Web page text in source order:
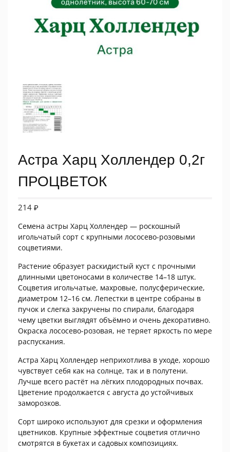
Астра Харц Холлендер 0,2г
ПРОЦВЕТОК
214 ₽
Семена астры Харц Холлендер — роскошный
игольчатый сорт с крупными лососево-розовыми
соцветиями.
Растение образует раскидистый куст с прочными
длинными цветоносами в количестве 14–18 штук.
Соцветия игольчатые, махровые, полусферические,
диаметром 12–16 см. Лепестки в центре собраны в
пучок и слегка закручены по спирали, благодаря
чему цветки выглядят объёмно и очень декоративно.
Окраска лососево-розовая, не теряет яркость по мере
распускания.
Астра Харц Холлендер неприхотлива в уходе, хорошо
чувствует себя как на солнце, так и в полутени.
Лучше всего растёт на лёгких плодородных почвах.
Цветение продолжается с августа до устойчивых
заморозков.
Сорт широко используют для срезки и оформления
цветников. Крупные эффектные соцветия отлично
смотрятся в букетах и садовых композициях.